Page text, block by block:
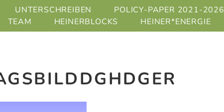
UNTERSCHREIBEN POLICY-PAPER 2021-2026
TEAM HEINERBLOCKS HEINER*ENERGIE